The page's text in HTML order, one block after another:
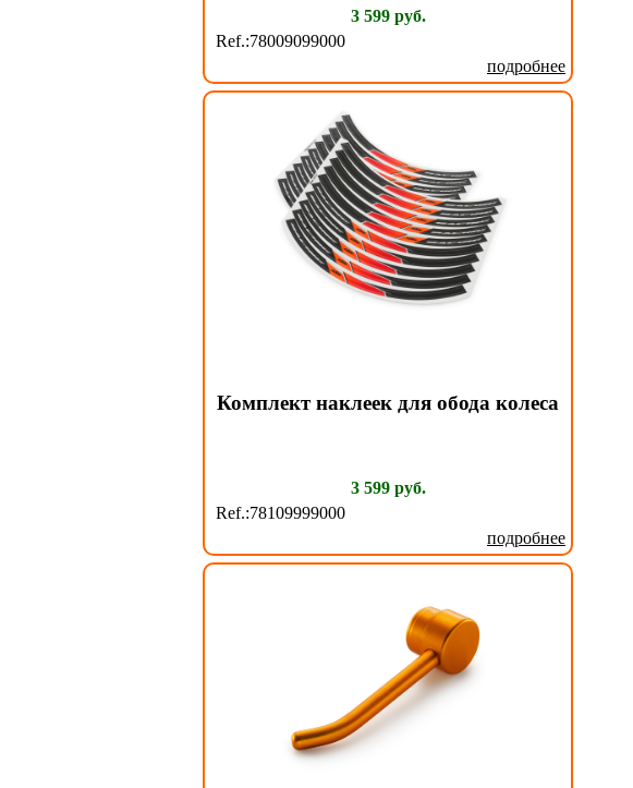
3 599 руб.
Ref.:78009099000
подробнее
Комплект наклеек для обода колеса
3 599 руб.
Ref.:78109999000
подробнее